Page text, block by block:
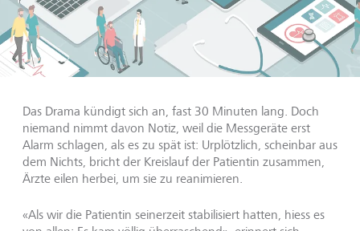
Das Drama kündigt sich an, fast 30 Minuten lang. Doch
niemand nimmt davon Notiz, weil die Messgeräte erst
Alarm schlagen, als es zu spät ist: Urplötzlich, scheinbar aus
dem Nichts, bricht der Kreislauf der Patientin zusammen,
Ärzte eilen herbei, um sie zu reanimieren.
«Als wir die Patientin seinerzeit stabilisiert hatten, hiess es